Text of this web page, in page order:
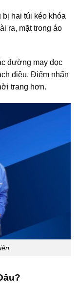
bị hai túi kéo khóa
ra, mặt trong áo
đường may dọc
điệu. Điểm nhấn
trang hơn.